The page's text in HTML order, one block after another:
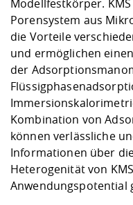
Modellfestkörper.
Porensystem aus
die Vorteile
und ermöglichen
der
Kombination von
können verlässliche
Informationen über
Heterogenität von
Anwendungspotential